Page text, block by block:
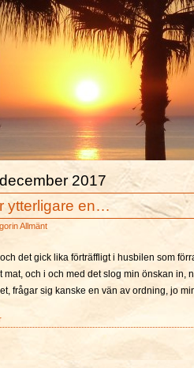
2017
ytterligare en…
Allmänt
det gick lika förträffligt i husbilen som
mat, och i och med det slog min önskan in,
frågar sig kanske en vän av ordning, jo